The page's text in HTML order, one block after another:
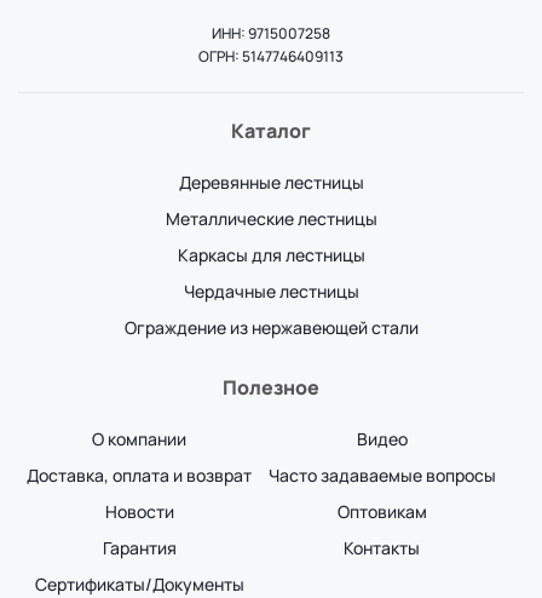
ИНН: 9715007258
ОГРН: 5147746409113
Каталог
Деревянные лестницы
Металлические лестницы
Каркасы для лестницы
Чердачные лестницы
Ограждение из нержавеющей стали
Полезное
О компании
Доставка, оплата и возврат
Новости
Гарантия
Сертификаты/Документы
Видео
Часто задаваемые вопросы
Оптовикам
Контакты